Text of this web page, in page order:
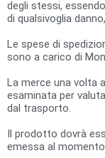
degli stessi,
di qualsivoglia
Le spese di
sono a carico di
La merce una volta
esaminata per
dal trasporto.
Il prodotto dovrà
emessa al momento